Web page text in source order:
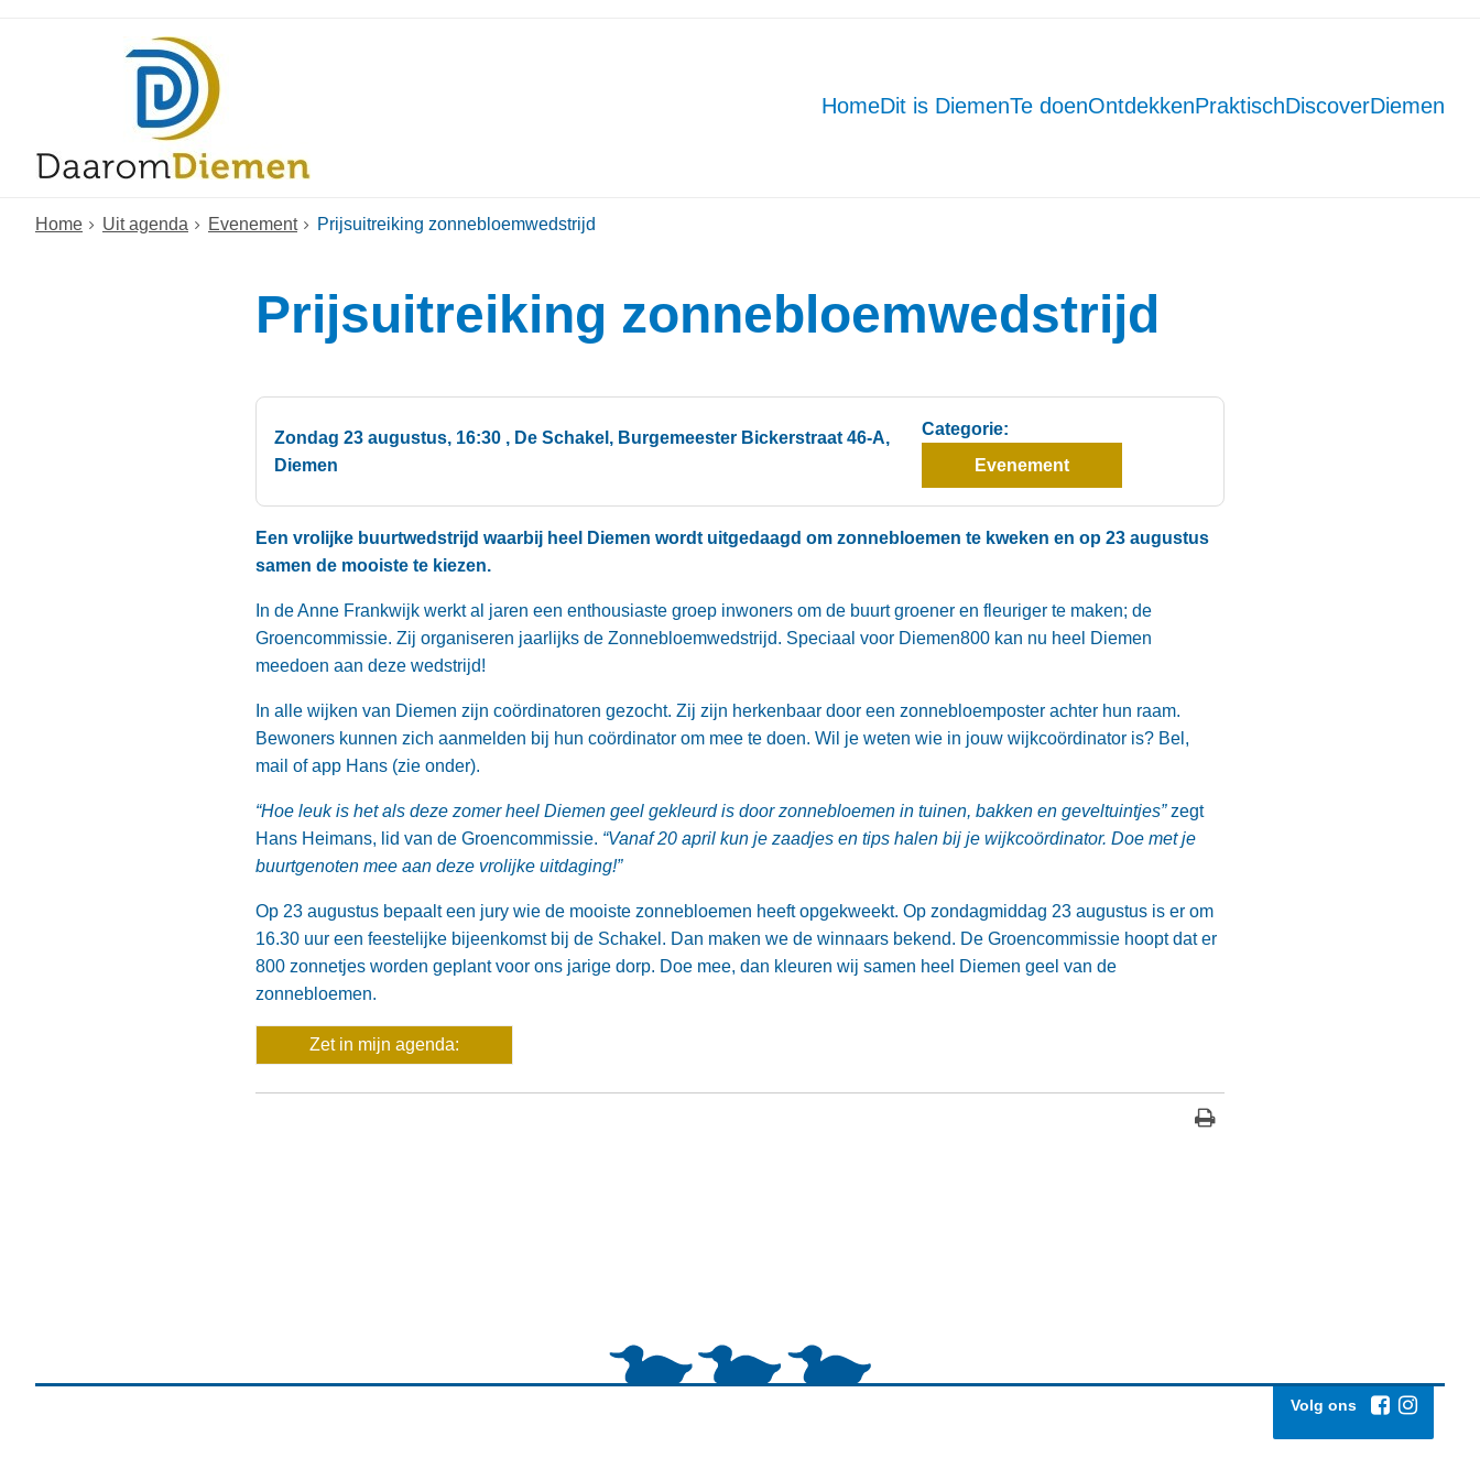
HomeDit is DiemenTe doenOntdekkenPraktischDiscoverDiemen
Home Uit agenda Evenement Prijsuitreiking zonnebloemwedstrijd
Prijsuitreiking zonnebloemwedstrijd
Zondag 23 augustus, 16:30 , De Schakel, Burgemeester Bickerstraat 46-A,
Diemen
Categorie:
Evenement
Een vrolijke buurtwedstrijd waarbij heel Diemen wordt uitgedaagd om zonnebloemen te kweken en op 23 augustus
samen de mooiste te kiezen.
In de Anne Frankwijk werkt al jaren een enthousiaste groep inwoners om de buurt groener en fleuriger te maken; de
Groencommissie. Zij organiseren jaarlijks de Zonnebloemwedstrijd. Speciaal voor Diemen800 kan nu heel Diemen
meedoen aan deze wedstrijd!
In alle wijken van Diemen zijn coördinatoren gezocht. Zij zijn herkenbaar door een zonnebloemposter achter hun raam.
Bewoners kunnen zich aanmelden bij hun coördinator om mee te doen. Wil je weten wie in jouw wijkcoördinator is? Bel,
mail of app Hans (zie onder).
“Hoe leuk is het als deze zomer heel Diemen geel gekleurd is door zonnebloemen in tuinen, bakken en geveltuintjes”zegt
Hans Heimans, lid van de Groencommissie. “Vanaf 20 april kun je zaadjes en tips halen bij je wijkcoördinator. Doe met je
buurtgenoten mee aan deze vrolijke uitdaging!”
Op 23 augustus bepaalt een jury wie de mooiste zonnebloemen heeft opgekweekt. Op zondagmiddag 23 augustus is er om
16.30 uur een feestelijke bijeenkomst bij de Schakel. Dan maken we de winnaars bekend. De Groencommissie hoopt dat er
800 zonnetjes worden geplant voor ons jarige dorp. Doe mee, dan kleuren wij samen heel Diemen geel van de
zonnebloemen.
Zet in mijn agenda:
Volg ons